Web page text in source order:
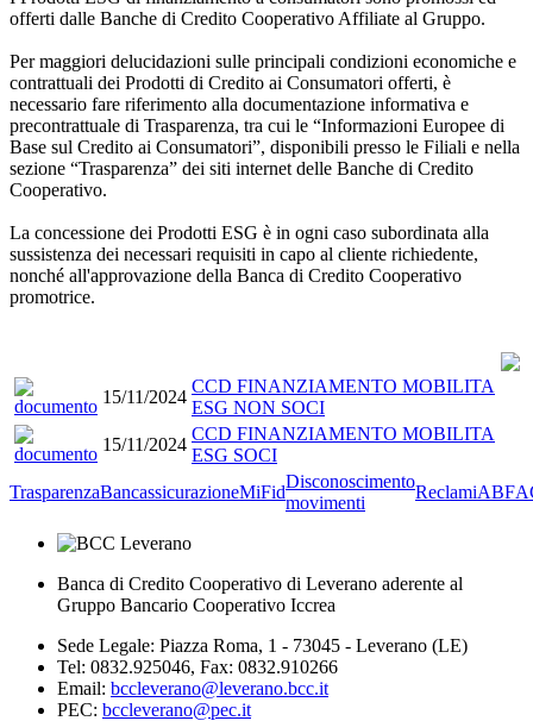
offerti dalle Banche di Credito Cooperativo Affiliate al Gruppo.
Per maggiori delucidazioni sulle principali condizioni economiche e
contrattuali dei Prodotti di Credito ai Consumatori offerti, è
necessario fare riferimento alla documentazione informativa e
precontrattuale di Trasparenza, tra cui le “Informazioni Europee di
Base sul Credito ai Consumatori”, disponibili presso le Filiali e nella
sezione “Trasparenza” dei siti internet delle Banche di Credito
Cooperativo.
La concessione dei Prodotti ESG è in ogni caso subordinata alla
sussistenza dei necessari requisiti in capo al cliente richiedente,
nonché all'approvazione della Banca di Credito Cooperativo
promotrice.
15/11/2024
CCD FINANZIAMENTO MOBILITA
ESG NON SOCI
15/11/2024
CCD FINANZIAMENTO MOBILITA
ESG SOCI
TrasparenzaBancassicurazioneMiFid
Disconoscimento
movimenti
ReclamiABF
Banca di Credito Cooperativo di Leverano aderente al
Gruppo Bancario Cooperativo Iccrea
Sede Legale: Piazza Roma, 1 - 73045 - Leverano (LE)
Tel: 0832.925046, Fax: 0832.910266
Email: bccleverano@leverano.bcc.it
PEC: bccleverano@pec.it